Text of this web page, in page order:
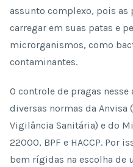
assunto complexo, pois as
carregar em suas patas e
microrganismos, como
contaminantes.
O controle de pragas
diversas normas da Anvisa
Vigilância Sanitária) e do
22000, BPF e HACCP. Por
bem rígidas na escolha de